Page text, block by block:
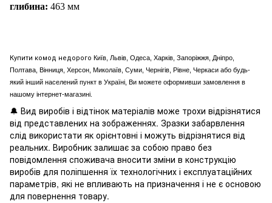
глибина: 463 мм
Купити комод недорого Київ, Львів, Одеса, Харків, Запоріжжя, Дніпро,
Полтава, Вінниця, Херсон, Миколаїв, Суми, Чернігів, Рівне, Черкаси або будь-
який інший населений пункт в Україні, Ви можете оформивши замовлення в
нашому інтернет-магазині.
🔔 Вид виробів і відтінок матеріалів може трохи відрізнятися
від представлених на зображеннях. Зразки забарвлення
слід використати як орієнтовні і можуть відрізнятися від
реальних. Виробник залишає за собою право без
повідомлення споживача вносити зміни в конструкцію
виробів для поліпшення їх технологічних і експлуатаційних
параметрів, які не впливають на призначення і не є основою
для повернення товару.